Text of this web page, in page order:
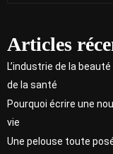
Articles
L’industrie de la
de la santé
Pourquoi écrire une
vie
Une pelouse toute